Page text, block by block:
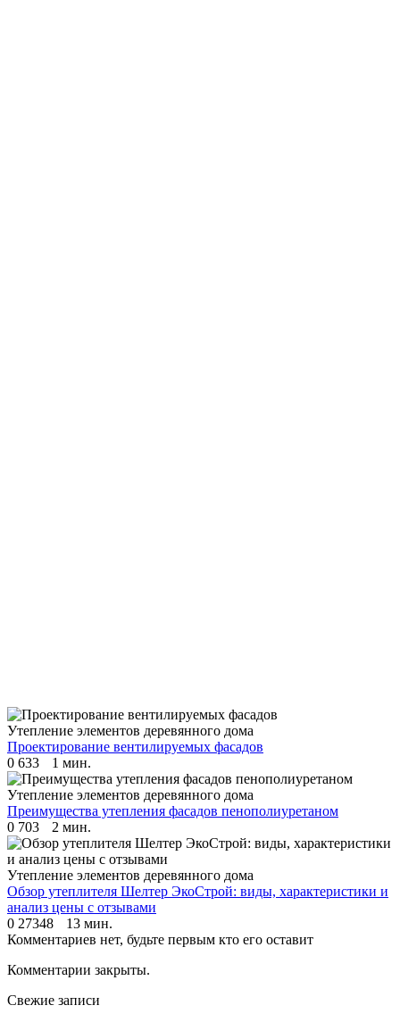
Утепление элементов деревянного дома
Проектирование вентилируемых фасадов
0 633 1 мин.
Утепление элементов деревянного дома
Преимущества утепления фасадов пенополиуретаном
0 703 2 мин.
Утепление элементов деревянного дома
Обзор утеплителя Шелтер ЭкоСтрой: виды, характеристики и
анализ цены с отзывами
0 27348
13 мин.
Комментариев нет, будьте первым кто его оставит
Комментарии закрыты.
Свежие записи